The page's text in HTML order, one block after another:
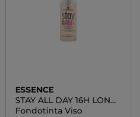
ESSENCE
STAY ALL DAY 16H LONG-
LASTING
Fondotinta Viso